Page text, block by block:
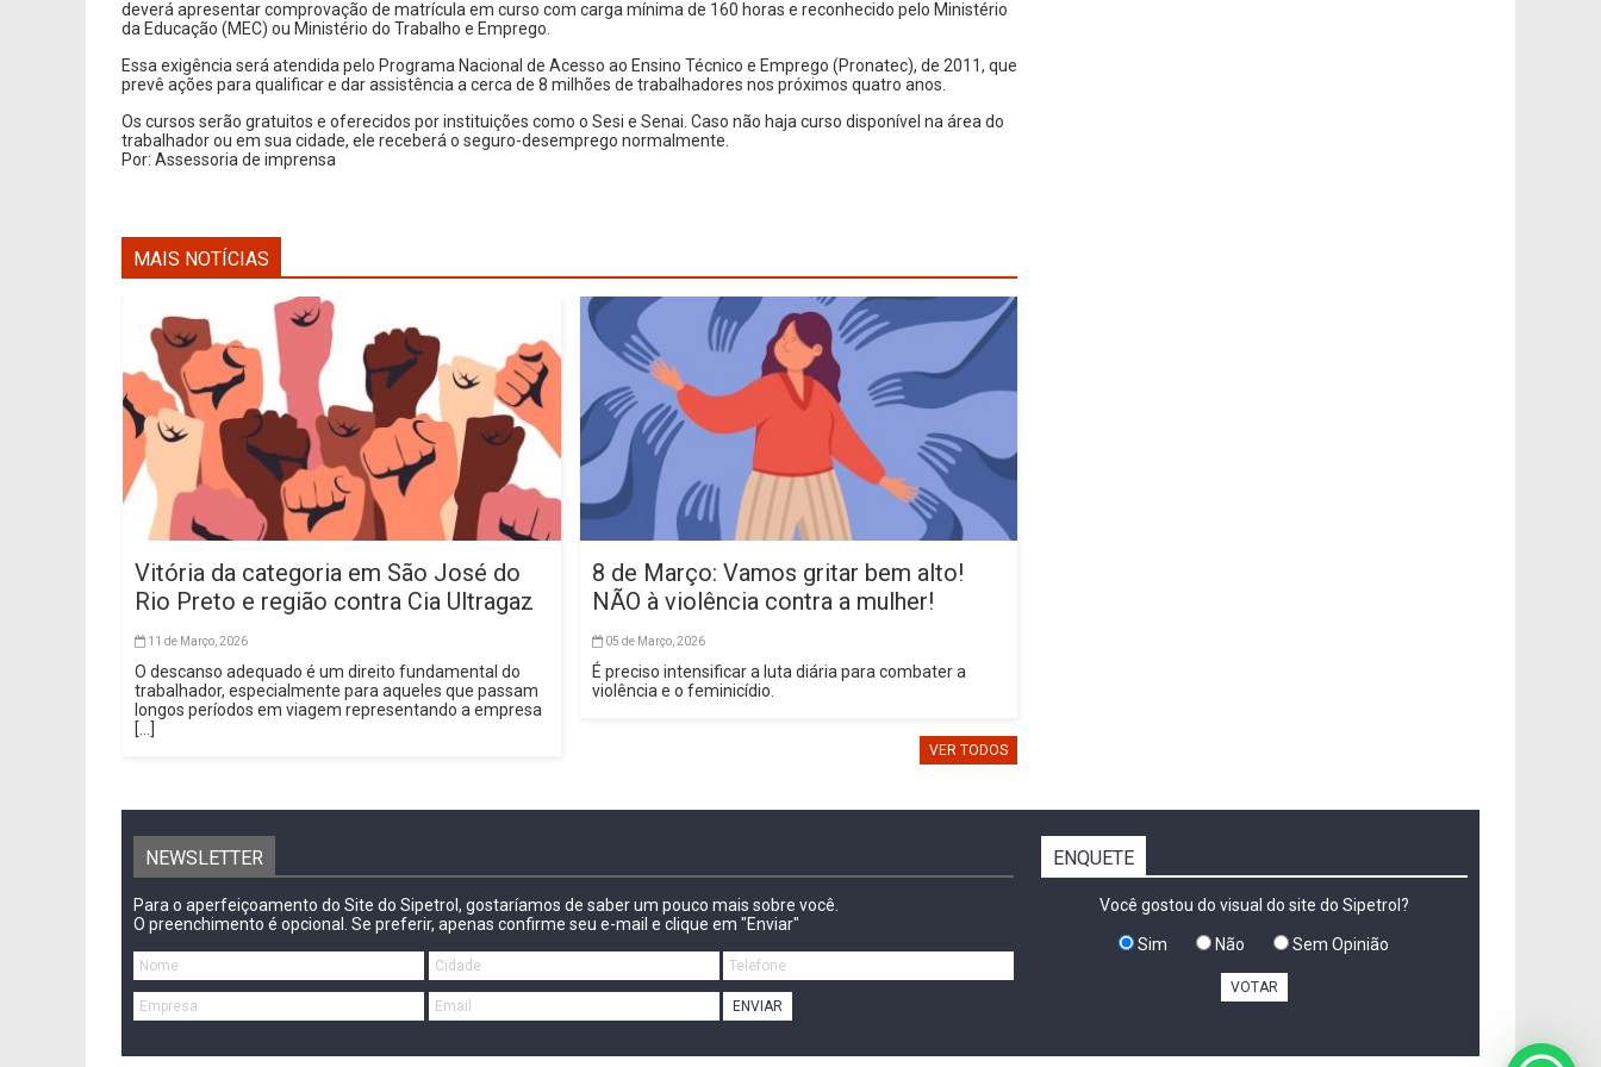
deverá apresentar comprovação de matrícula em curso com carga mínima de 160 horas e reconhecido pelo Ministério
da Educação (MEC) ou Ministério do Trabalho e Emprego.
Essa exigência será atendida pelo Programa Nacional de Acesso ao Ensino Técnico e Emprego (Pronatec), de 2011, que
prevê ações para qualificar e dar assistência a cerca de 8 milhões de trabalhadores nos próximos quatro anos.
Os cursos serão gratuitos e oferecidos por instituições como o Sesi e Senai. Caso não haja curso disponível na área do
trabalhador ou em sua cidade, ele receberá o seguro-desemprego normalmente.
Por: Assessoria de imprensa
MAIS NOTÍCIAS
Vitória da categoria em São José do
Rio Preto e região contra Cia Ultragaz
11 de Março, 2026
O descanso adequado é um direito fundamental do
trabalhador, especialmente para aqueles que passam
longos períodos em viagem representando a empresa
[...]
8 de Março: Vamos gritar bem alto!
NÃO à violência contra a mulher!
05 de Março, 2026
É preciso intensificar a luta diária para combater a
violência e o feminicídio.
VER TODOS
NEWSLETTER
Para o aperfeiçoamento do Site do Sipetrol, gostaríamos de saber um pouco mais sobre você.
O preenchimento é opcional. Se preferir, apenas confirme seu e-mail e clique em "Enviar"
ENVIAR
ENQUETE
Você gostou do visual do site do Sipetrol?
Sim Não Sem Opinião
VOTAR